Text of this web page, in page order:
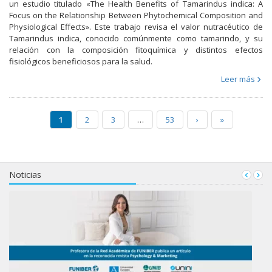
un estudio titulado «The Health Benefits of Tamarindus indica: A
Focus on the Relationship Between Phytochemical Composition and
Physiological Effects». Este trabajo revisa el valor nutracéutico de
Tamarindus indica, conocido comúnmente como tamarindo, y su
relación con la composición fitoquímica y distintos efectos
fisiológicos beneficiosos para la salud.
Leer más
1 2 3 … 53 › »
Noticias